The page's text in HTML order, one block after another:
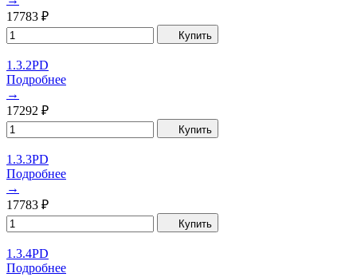
17783 ₽
Купить
1.3.2PD
Подробнее
→
17292 ₽
Купить
1.3.3PD
Подробнее
→
17783 ₽
Купить
1.3.4PD
Подробнее